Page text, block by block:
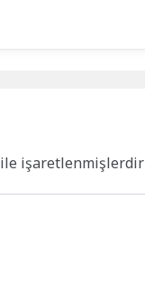
ile işaretlenmişlerdir